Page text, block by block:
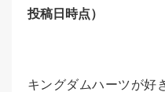
投稿日時点）
キングダムハーツが好